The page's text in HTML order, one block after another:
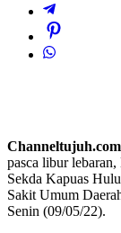
pasca libur
Sekda Kapuas
Sakit Umum
Senin (09/05/22).